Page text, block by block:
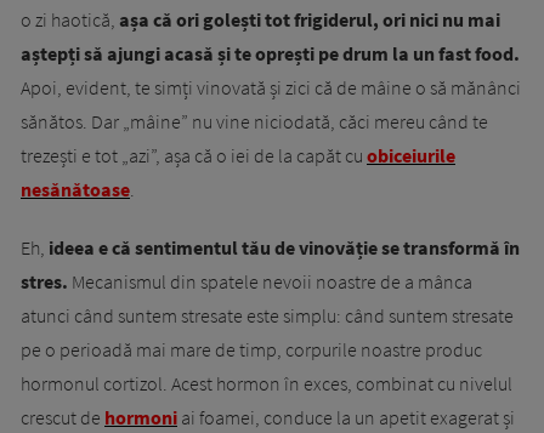
o zi haotică, așa că ori golești tot frigiderul, ori nici nu mai
aștepți să ajungi acasă și te oprești pe drum la un fast food.
Apoi, evident, te simți vinovată și zici că de mâine o să mănânci
sănătos. Dar „mâine” nu vine niciodată, căci mereu când te
trezești e tot „azi”, așa că o iei de la capăt cu obiceiurile
nesănătoase.
Eh, ideea e că sentimentul tău de vinovăție se transformă în
stres. Mecanismul din spatele nevoii noastre de a mânca
atunci când suntem stresate este simplu: când suntem stresate
pe o perioadă mai mare de timp, corpurile noastre produc
hormonul cortizol. Acest hormon în exces, combinat cu nivelul
crescut de hormoni ai foamei, conduce la un apetit exagerat și